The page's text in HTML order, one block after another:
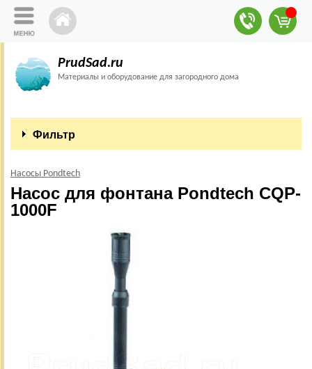
PrudSad.ru
Материалы и оборудование для загородного дома
Фильтр
Насосы Pondtech
Насос для фонтана Pondtech CQP-
1000F